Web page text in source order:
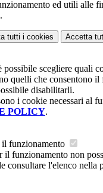
ed utili alle
.
tutti i cookies Accetta
possibile scegliere quali
quelli che consentono il
disabilitarli.
i cookie necessari al
POLICY.
il funzionamento
il funzionamento non
consultare l'elenco nella